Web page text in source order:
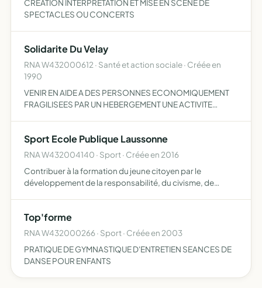
CREATION INTERPRETATION ET MISE EN SCENE DE
SPECTACLES OU CONCERTS
Solidarite Du Velay
RNA W432000612 · Santé et action sociale · Créée en
1990
VENIR EN AIDE A DES PERSONNES ECONOMIQUEMENT
FRAGILISEES PAR UN HEBERGEMENT UNE ACTIVITE
ACTIIVTE AGRICOLE NATURELLE FOURNIES AUSSI …
Sport Ecole Publique Laussonne
RNA W432004140 · Sport · Créée en 2016
Contribuer à la formation du jeune citoyen par le
développement de la responsabilité, du civisme, de
Top'forme
RNA W432000266 · Sport · Créée en 2003
PRATIQUE DE GYMNASTIQUE D'ENTRETIEN SEANCES DE
DANSE POUR ENFANTS